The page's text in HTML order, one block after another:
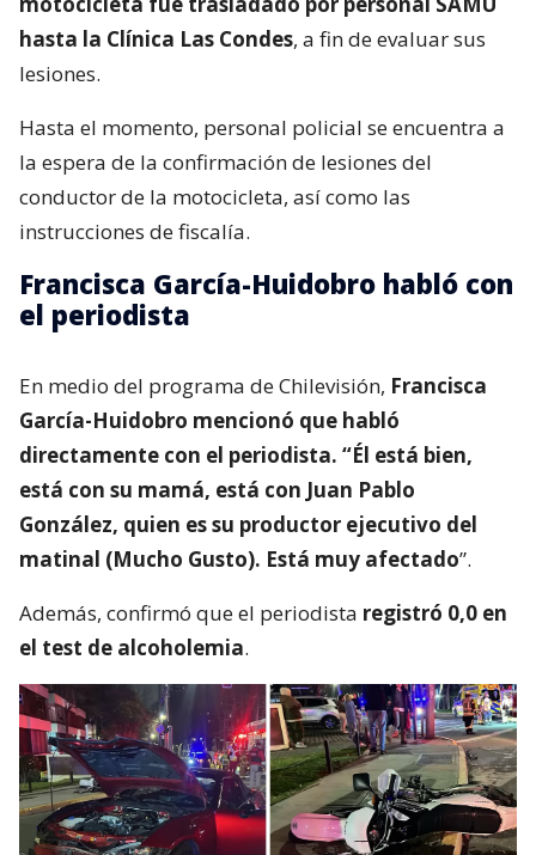
hasta la Clínica Las Condes, a fin de evaluar sus
lesiones.
Hasta el momento, personal policial se encuentra a
la espera de la confirmación de lesiones del
conductor de la motocicleta, así como las
instrucciones de fiscalía.
Francisca García-Huidobro habló con
el periodista
En medio del programa de Chilevisión, Francisca
García-Huidobro mencionó que habló
directamente con el periodista. “Él está bien,
está con su mamá, está con Juan Pablo
González, quien es su productor ejecutivo del
matinal (Mucho Gusto). Está muy afectado”.
Además, confirmó que el periodista registró 0,0 en
el test de alcoholemia.